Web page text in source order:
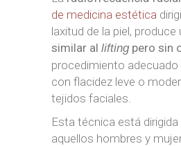
de medicina estética
laxitud de la piel, produce
similar al liftingpero sin
procedimiento
con flacidez leve o
tejidos faciales.
Esta técnica está
aquellos hombres y